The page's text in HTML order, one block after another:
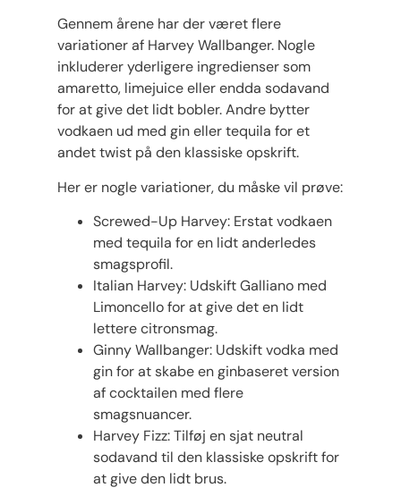
Gennem årene har der været flere
variationer af Harvey Wallbanger. Nogle
inkluderer yderligere ingredienser som
amaretto, limejuice eller endda sodavand
for at give det lidt bobler. Andre bytter
vodkaen ud med gin eller tequila for et
andet twist på den klassiske opskrift.
Her er nogle variationer, du måske vil prøve:
Screwed-Up Harvey: Erstat vodkaen
med tequila for en lidt anderledes
smagsprofil.
Italian Harvey: Udskift Galliano med
Limoncello for at give det en lidt
lettere citronsmag.
Ginny Wallbanger: Udskift vodka med
gin for at skabe en ginbaseret version
af cocktailen med flere
smagsnuancer.
Harvey Fizz: Tilføj en sjat neutral
sodavand til den klassiske opskrift for
at give den lidt brus.